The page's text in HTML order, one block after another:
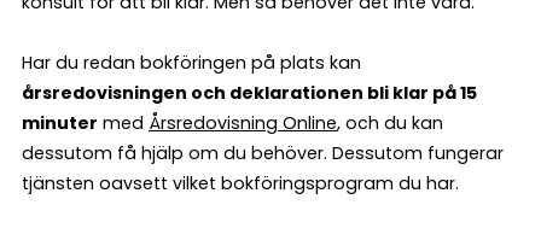
Har du redan bokföringen på plats kan
årsredovisningen och deklarationen bli klar på 15
minuter med Årsredovisning Online, och du kan
dessutom få hjälp om du behöver. Dessutom fungerar
tjänsten oavsett vilket bokföringsprogram du har.